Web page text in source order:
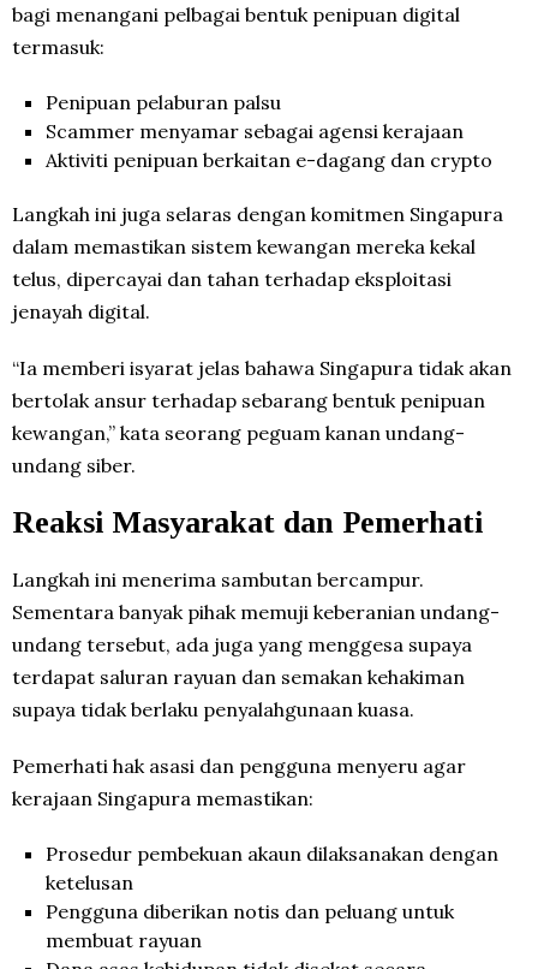
bagi menangani pelbagai bentuk penipuan digital
termasuk:
Penipuan pelaburan palsu
Scammer menyamar sebagai agensi kerajaan
Aktiviti penipuan berkaitan e-dagang dan crypto
Langkah ini juga selaras dengan komitmen Singapura
dalam memastikan sistem kewangan mereka kekal
telus, dipercayai dan tahan terhadap eksploitasi
jenayah digital.
“Ia memberi isyarat jelas bahawa Singapura tidak akan
bertolak ansur terhadap sebarang bentuk penipuan
kewangan,” kata seorang peguam kanan undang-
undang siber.
Reaksi Masyarakat dan Pemerhati
Langkah ini menerima sambutan bercampur.
Sementara banyak pihak memuji keberanian undang-
undang tersebut, ada juga yang menggesa supaya
terdapat saluran rayuan dan semakan kehakiman
supaya tidak berlaku penyalahgunaan kuasa.
Pemerhati hak asasi dan pengguna menyeru agar
kerajaan Singapura memastikan:
Prosedur pembekuan akaun dilaksanakan dengan
ketelusan
Pengguna diberikan notis dan peluang untuk
membuat rayuan